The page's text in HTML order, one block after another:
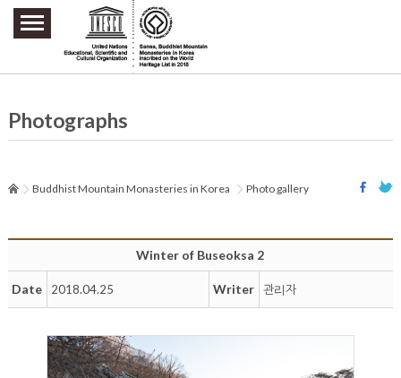
주요메뉴 바로가기
본문 바로가기
하단메뉴 바로가기
Photographs
Buddhist Mountain Monasteries in Korea Photo gallery
Winter of Buseoksa 2
Date 2018.04.25 Writer 관리자